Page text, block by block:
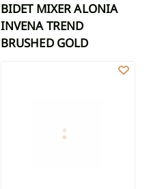
BIDET MIXER ALONIA
INVENA TREND
BRUSHED GOLD
BIDET MIXER GLAMOUR